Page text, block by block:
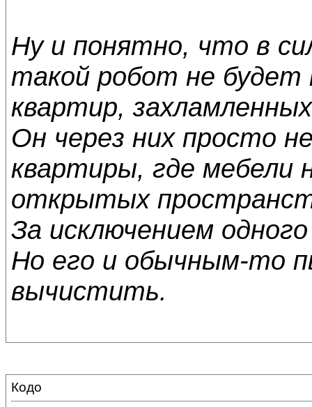
Ну и понятно, что в
такой робот не будет
квартир,
Он через них просто
квартиры, где мебели
открытых
За исключением
Но его и обычным-то
вычистить.
Кодо